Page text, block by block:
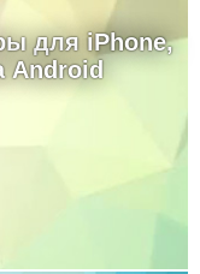
для iPhone,
Android